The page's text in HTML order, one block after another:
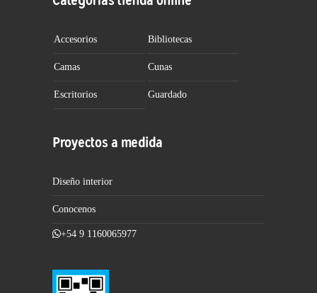
Accesorios Bibliotecas
Camas Cunas
Escritorios Guardado
Proyectos a medida
Diseño interior
Conocenos
+54 9 1160065977